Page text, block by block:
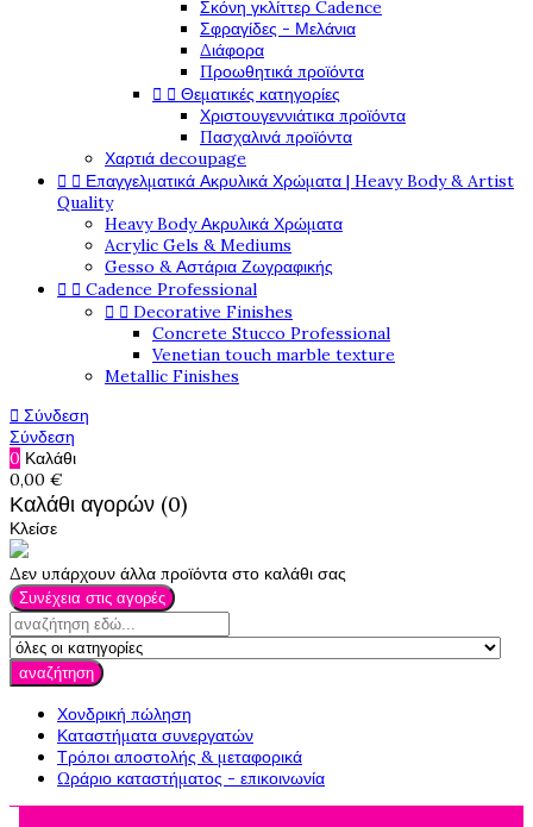
Σκόνη γκλίττερ Cadence
Σφραγίδες - Μελάνια
Διάφορα
Προωθητικά προϊόντα
  Θεματικές κατηγορίες
Χριστουγεννιάτικα προϊόντα
Πασχαλινά προϊόντα
Χαρτιά decoupage
  Επαγγελματικά Ακρυλικά Χρώματα | Heavy Body & Artist
Quality
Heavy Body Ακρυλικά Χρώματα
Acrylic Gels & Mediums
Gesso & Αστάρια Ζωγραφικής
  Cadence Professional
  Decorative Finishes
Concrete Stucco Professional
Venetian touch marble texture
Metallic Finishes
 Σύνδεση
Σύνδεση
0 Καλάθι
0,00 €
Καλάθι αγορών (0)
Κλείσε
Δεν υπάρχουν άλλα προϊόντα στο καλάθι σας
Συνέχεια στις αγορές
αναζήτηση
Χονδρική πώληση
Καταστήματα συνεργατών
Τρόποι αποστολής & μεταφορικά
Ωράριο καταστήματος - επικοινωνία